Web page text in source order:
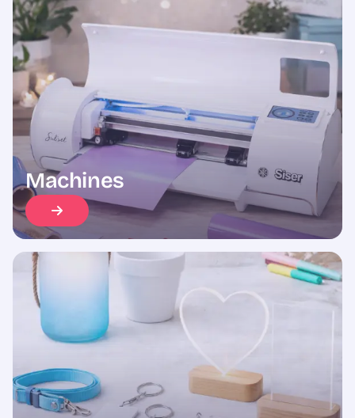
Machines